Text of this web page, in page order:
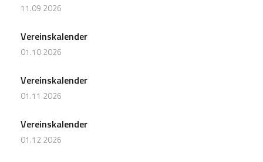
11.09 2026
Vereinskalender
01.10 2026
Vereinskalender
01.11 2026
Vereinskalender
01.12 2026